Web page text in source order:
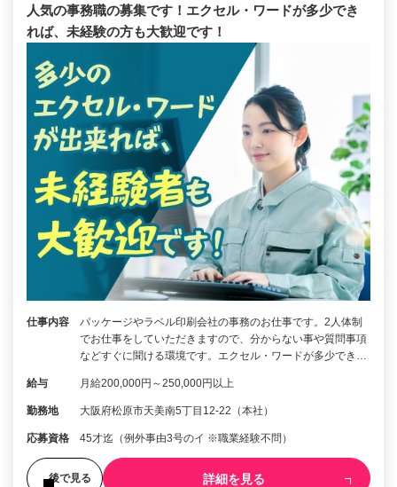
人気の事務職の募集です！エクセル・ワードが多少でき
れば、未経験の方も大歓迎です！
仕事内容
パッケージやラベル印刷会社の事務のお仕事です。2人体制
でお仕事をしていただきますので、分からない事や質問事項
などすぐに聞ける環境です。エクセル・ワードが多少でき…
給与 月給200,000円～250,000円以上
勤務地 大阪府松原市天美南5丁目12-22（本社）
応募資格 45才迄（例外事由3号のイ ※職業経験不問）
後で見る 詳細を見る